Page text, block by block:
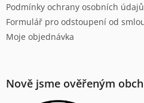
Podmínky ochrany osobních údajů
Formulář pro odstoupení od
Moje objednávka
Nově jsme ověřeným